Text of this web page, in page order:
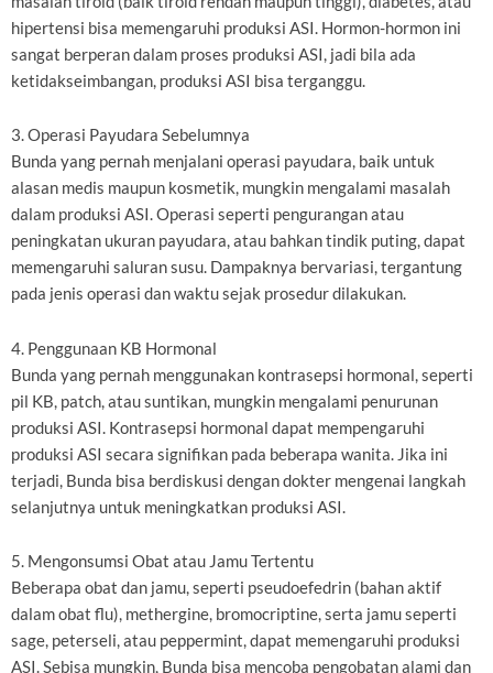
hipertensi bisa memengaruhi produksi ASI. Hormon-hormon ini
sangat berperan dalam proses produksi ASI, jadi bila ada
ketidakseimbangan, produksi ASI bisa terganggu.
3. Operasi Payudara Sebelumnya
Bunda yang pernah menjalani operasi payudara, baik untuk
alasan medis maupun kosmetik, mungkin mengalami masalah
dalam produksi ASI. Operasi seperti pengurangan atau
peningkatan ukuran payudara, atau bahkan tindik puting, dapat
memengaruhi saluran susu. Dampaknya bervariasi, tergantung
pada jenis operasi dan waktu sejak prosedur dilakukan.
4. Penggunaan KB Hormonal
Bunda yang pernah menggunakan kontrasepsi hormonal, seperti
pil KB, patch, atau suntikan, mungkin mengalami penurunan
produksi ASI. Kontrasepsi hormonal dapat mempengaruhi
produksi ASI secara signifikan pada beberapa wanita. Jika ini
terjadi, Bunda bisa berdiskusi dengan dokter mengenai langkah
selanjutnya untuk meningkatkan produksi ASI.
5. Mengonsumsi Obat atau Jamu Tertentu
Beberapa obat dan jamu, seperti pseudoefedrin (bahan aktif
dalam obat flu), methergine, bromocriptine, serta jamu seperti
sage, peterseli, atau peppermint, dapat memengaruhi produksi
ASI. Sebisa mungkin, Bunda bisa mencoba pengobatan alami dan